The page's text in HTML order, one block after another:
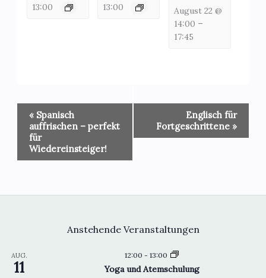
13:00
13:00
August 22 @
14:00 –
17:45
Veranstaltung-
Navigation
«Spanisch
auffrischen – perfekt
für
Wiedereinsteiger!
Englisch für
Fortgeschrittene »
Anstehende Veranstaltungen
AUG.
11
12:00 - 13:00
Yoga und Atemschulung